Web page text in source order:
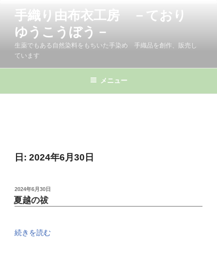
手織り由布衣工房 －ており
ゆうこうぼう－
生薬でもある自然染料をもちいた手染め 手織品を創作、販売し
ています
メニュー
日: 2024年6月30日
投
稿
日:
2024年6月30日
夏越の祓
“夏
続きを読む